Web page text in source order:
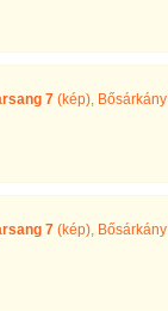
7 (kép),
7 (kép),